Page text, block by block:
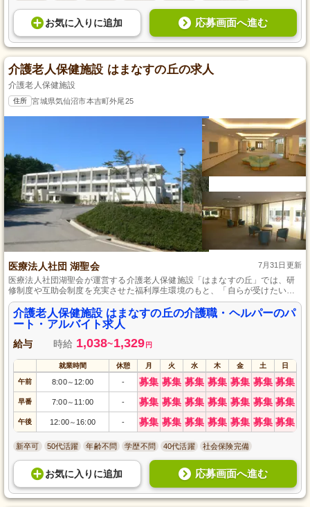
お気に入り に追加 応募画面へ進む
介護老人保健施設 はまなすの丘の求人
介護老人保健施設
住所 宮城県気仙沼市本吉町外尾25
医療法人社団 湖聖会 7月31日更新
医療法人社団湖聖会が運営する介護老人保健施設「はまなすの丘」では、研
修制度や互助会制度を充実させた福利厚生環境のもと、「自らが受けたいと
思う医療と福祉の創造」を目指して患者一人ひとりの生活をサポートし、快
適な施設生活を提供しています。また、育児・介護・看護休業取得実績とほ
ぼ無い残業時間で、ライフスタイルの変化にも安心して対応できる働きやす
さが自慢です。
介護老人保健施設 はまなすの丘の介護職・ヘルパーのパ
ート・アルバイト求人
給与 時給 1,038~1,329 円
就業時間 休憩 月 火 水 木 金 土 日
午前 8:00～ 12:00 - 募集 募集 募集 募集 募集 募集 募集
早番 7:00～ 11:00 - 募集 募集 募集 募集 募集 募集 募集
午後 12:00～ 16:00 - 募集 募集 募集 募集 募集 募集 募集
新卒可 50代活躍 年齢不問 学歴不問 40代活躍 社会保険完備
お気に入り に追加 応募画面へ進む